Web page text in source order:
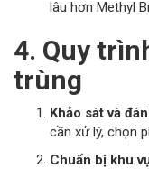
lâu hơn Methyl
4. Quy
trùng
Khảo sát và
cần xử lý, chọn
Chuẩn bị khu